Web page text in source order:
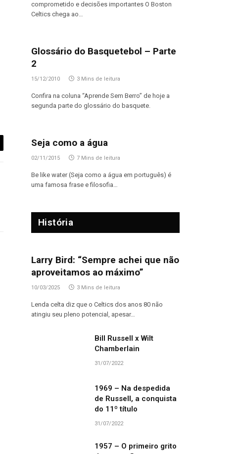
comprometido e decisões importantes O Boston
Celtics chega ao…
Glossário do Basquetebol – Parte
2
15/12/2010 3 Mins de leitura
Confira na coluna “Aprende Sem Berro” de hoje a
segunda parte do glossário do basquete.
Seja como a água
02/11/2015 7 Mins de leitura
Be like water (Seja como a água em português) é
uma famosa frase e filosofia…
História
Larry Bird: “Sempre achei que não
aproveitamos ao máximo”
10/03/2025 3 Mins de leitura
Lenda celta diz que o Celtics dos anos 80 não
atingiu seu pleno potencial, apesar…
Bill Russell x Wilt
Chamberlain
31/07/2022
1969 – Na despedida
de Russell, a conquista
do 11º título
31/07/2022
1957 – O primeiro grito